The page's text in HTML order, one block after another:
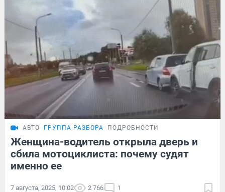
АВТО ГРУППА РАЗБОРА ПОДРОБНОСТИ
Женщина-водитель открыла дверь и
сбила мотоциклиста: почему судят
именно ее
7 августа, 2025, 10:02 2 766 1